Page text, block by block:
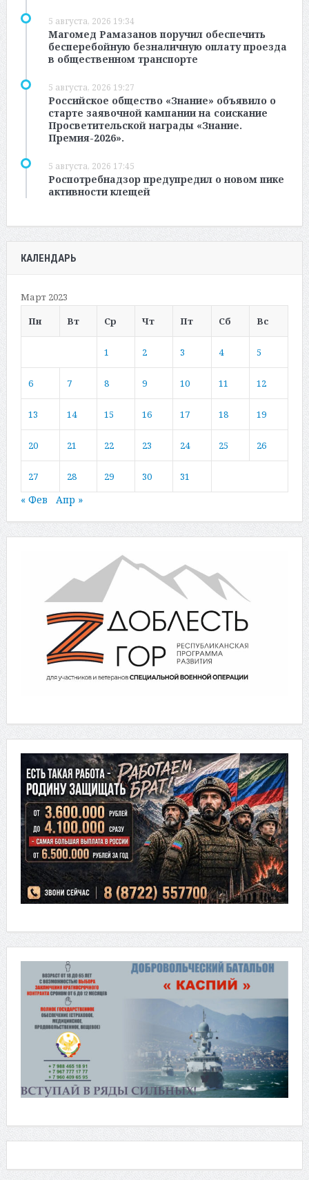
5 августа, 2026 19:34
Магомед Рамазанов поручил обеспечить
бесперебойную безналичную оплату проезда
в общественном транспорте
5 августа, 2026 19:27
Российское общество «Знание» объявило о
старте заявочной кампании на соискание
Просветительской награды «Знание.
Премия-2026».
5 августа, 2026 17:45
Роспотребнадзор предупредил о новом пике
активности клещей
КАЛЕНДАРЬ
Март 2023
Пн
Вт Ср Чт Пт Сб Вс
1 2 3 4 5
6 7 8 9 10 11 12
13 14 15 16 17 18 19
20 21 22 23 24 25 26
27 28 29 30 31
« Фев Апр »